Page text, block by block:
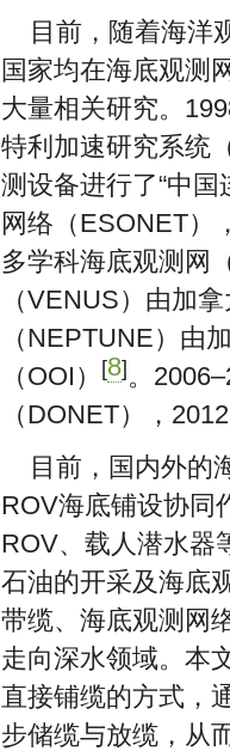
目前，随着海洋
国家均在海底观测
大量相关研究。
特利加速研究系统
测设备进行了“中国
网络（ESONET）
多学科海底观测网
（VENUS）由加
（NEPTUNE）由
（OOI）
[8]。
（DONET），
目前，国内外的
ROV海底铺设协同
ROV、载人潜水器
石油的开采及海底
带缆、海底观测网
走向深水领域。本
直接铺缆的方式，
步储缆与放缆，从